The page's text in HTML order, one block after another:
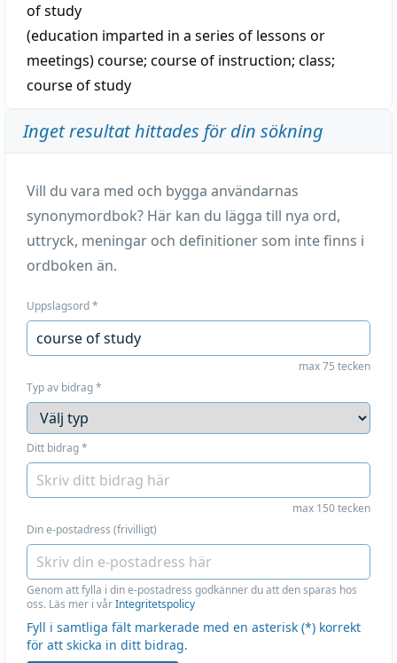
of study
(education imparted in a series of lessons or
meetings)course; course of instruction; class;
course of study
Inget resultat hittades för din sökning
Vill du vara med och bygga användarnas
synonymordbok? Här kan du lägga till nya ord,
uttryck, meningar och definitioner som inte finns i
ordboken än.
Uppslagsord*
max 75 tecken
Typ av bidrag*
Ditt bidrag*
max 150 tecken
Din e-postadress (frivilligt)
Genom att fylla i din e-postadress godkänner du att den sparas hos
oss. Läs mer i vårIntegritetspolicy
Fyll i samtliga fält markerade med en asterisk (*) korrekt
för att skicka in ditt bidrag.